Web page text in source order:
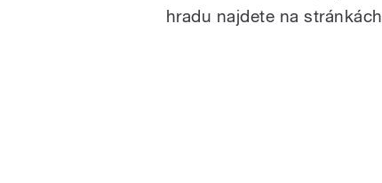
hradu najdete na stránkách